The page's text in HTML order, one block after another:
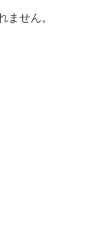
せん。